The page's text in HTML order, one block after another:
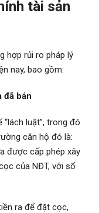
tài sản
hợp rủi ro pháp lý
nay, bao gồm:
đã bán
luật”, trong đó
căn hộ đó là:
được cấp phép xây
của NĐT, với số
ra để đặt cọc,